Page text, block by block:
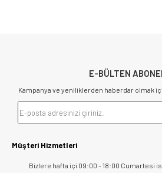
E-BÜLTEN
Kampanya ve yeniliklerden haberdar olmak
Müşteri Hizmetleri
Bizlere hafta içi 09:00 - 18:00 Cumartesi